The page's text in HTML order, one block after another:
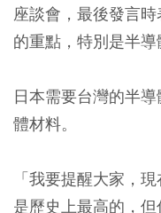
座談會，最後發言
的重點，特別是半導
日本需要台灣的半
體材料。
「我要提醒大家，
是歷史上最高的，